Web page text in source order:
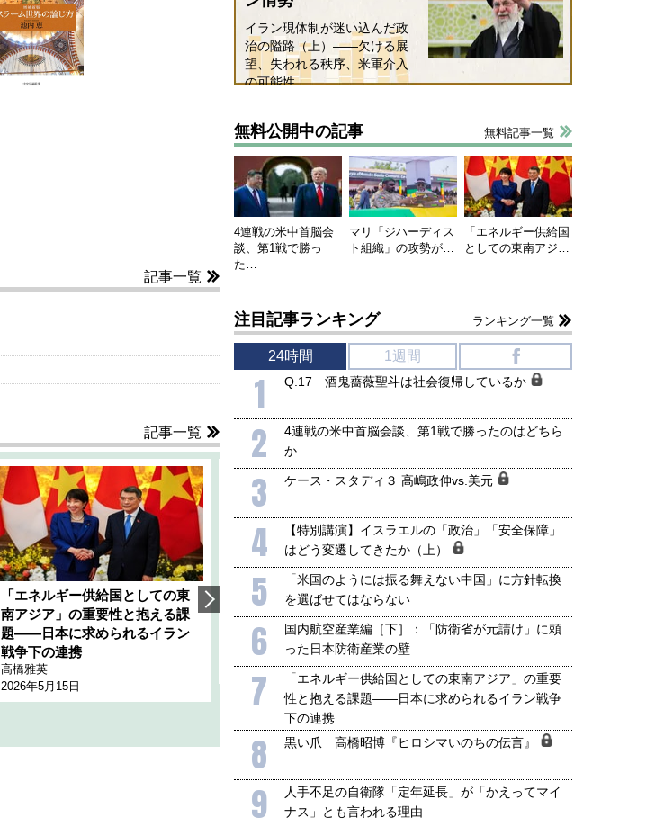
記事一覧
記事一覧
「エネルギー供給国としての東
南アジア」の重要性と抱える課
題――日本に求められるイラン
戦争下の連携
高橋雅英
2026年5月15日
韓国にも理解してほしい「極東
1905年体制」における日米韓安
全保障協力の意味
千々和泰明
2026年5月15日
ネルギー転換が「中国依存」に
行き着くリスク
2026年5月14日
イラン現体制が迷い込んだ政
治の隘路（上）――欠ける展
望、失われる秩序、米軍介入
の可能性
無料公開中の記事 無料記事一覧
4連戦の米中首脳会
談、第1戦で勝っ
た…
マリ「ジハーディス
ト組織」の攻勢が…
「エネルギー供給国
としての東南アジ…
注目記事ランキング ランキング一覧
24時間 1週間
1 Q.17 酒鬼薔薇聖斗は社会復帰しているか
2
4連戦の米中首脳会談、第1戦で勝ったのはどちら
か
3 ケース・スタディ３ 高嶋政伸vs.美元
4
【特別講演】イスラエルの「政治」「安全保障」
はどう変遷してきたか（上）
5
「米国のようには振る舞えない中国」に方針転換
を選ばせてはならない
6
国内航空産業編［下］：「防衛省が元請け」に頼
った日本防衛産業の壁
7
「エネルギー供給国としての東南アジア」の重要
性と抱える課題――日本に求められるイラン戦争
下の連携
8 黒い爪 高橋昭博『ヒロシマいのちの伝言』
9
人手不足の自衛隊「定年延長」が「かえってマイ
ナス」とも言われる理由